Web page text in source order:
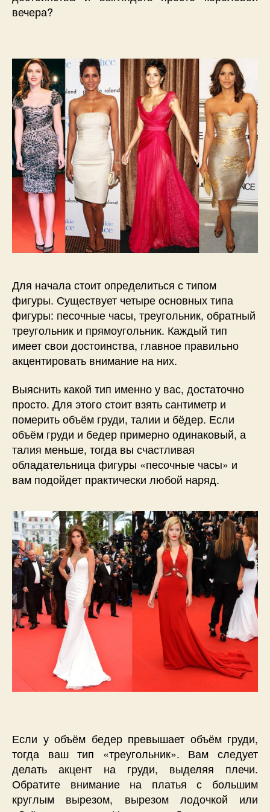
вечера?
Для начала стоит определиться с типом
фигуры. Существует четыре основных типа
фигуры: песочные часы, треугольник, обратный
треугольник и прямоугольник. Каждый тип
имеет свои достоинства, главное правильно
акцентировать внимание на них.
Выяснить какой тип именно у вас, достаточно
просто. Для этого стоит взять сантиметр и
померить объём груди, талии и бёдер. Если
объём груди и бедер примерно одинаковый, а
талия меньше, тогда вы счастливая
обладательница фигуры «песочные часы» и
вам подойдет практически любой наряд.
Если у объём бедер превышает объём груди,
тогда ваш тип «треугольник». Вам следует
делать акцент на груди, выделяя плечи.
Обратите внимание на платья с большим
круглым вырезом, вырезом лодочкой или